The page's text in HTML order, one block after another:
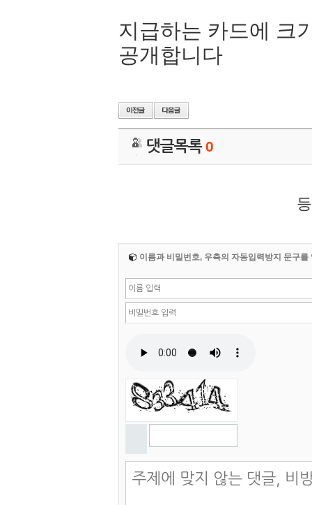
지급하는 카드에 크
공개합니다
댓글목록0
이름과 비밀번호, 우측의 자동입력방지 문구를